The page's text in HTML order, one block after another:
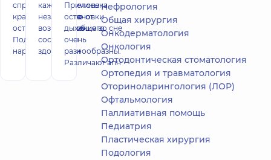
спровоцировать
кратковременную
остановку дыхания.
Подобное
нарушение сп
каждого человека
независимо от
возраста, общего
состояния
здоровья и
Причины
остановки
дыхания во сне
очень
разнообразны.
Различают апн
Нефрология
Общая хирургия
Онкодерматология
Онкология
Ортодонтическая стоматология
Ортопедия и травматология
Оториноларингология (ЛОР)
Офтальмология
Паллиативная помощь
Педиатрия
Пластическая хирургия
Подология